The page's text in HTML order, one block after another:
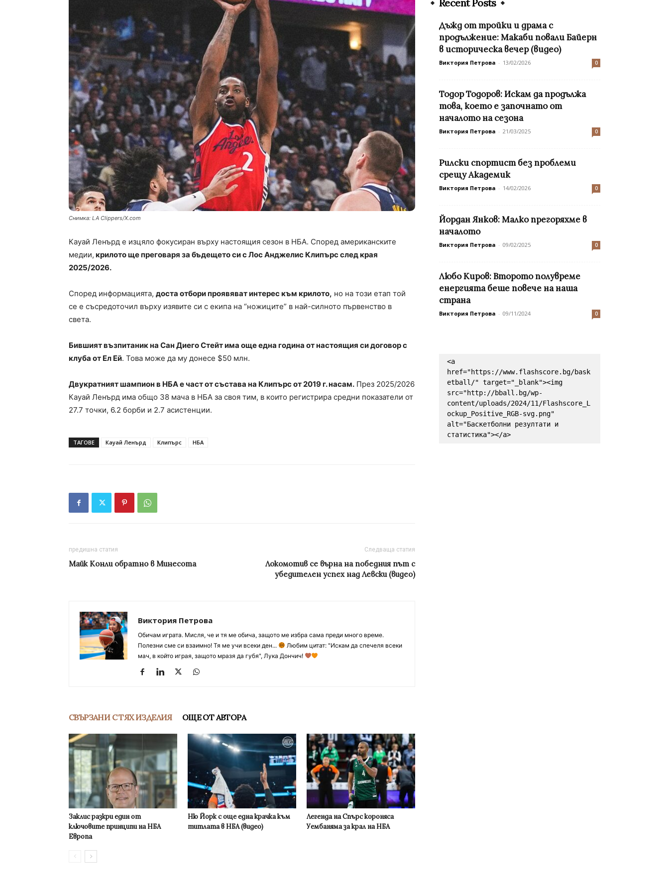
Снимка: LA Clippers/X.com
Кауай Ленърд е изцяло фокусиран върху настоящия сезон в НБА. Според американските
медии, крилото ще преговаря за бъдещето си с Лос Анджелис Клипърс след края
2025/2026.
Според информацията, доста отбори проявяват интерес към крилото, но на този етап той
се е съсредоточил върху изявите си с екипа на “ножиците” в най-силното първенство в
света.
Бившият възпитаник на Сан Диего Стейт има още една година от настоящия си договор с
клуба от Ел Ей. Това може да му донесе $50 млн.
Двукратният шампион в НБА е част от състава на Клипърс от 2019 г. насам. През 2025/2026
Кауай Ленърд има общо 38 мача в НБА за своя тим, в които регистрира средни показатели от
27.7 точки, 6.2 борби и 2.7 асистенции.
ТАГОВЕ Кауай Ленърд Клипърс НБА
предишна статия
Майк Конли обратно в Минесота
Следваща статия
Локомотив се върна на победния път с
убедителен успех над Левски (видео)
Виктория Петрова
Обичам играта. Мисля, че и тя ме обича, защото ме избра сама преди много време.
Полезни сме си взаимно! Тя ме учи всеки ден...
Любим цитат: "Искам да спечеля всеки
мач, в който играя, защото мразя да губя", Лука Дончич!
СВЪРЗАНИ С ТЯХ ИЗДЕЛИЯ ОЩЕ ОТ АВТОРА
Заклис разкри един от
ключовите принципи на НБА
Европа
Ню Йорк с още една крачка към
титлата в НБА (видео)
Легенда на Спърс короняса
Уембаняма за крал на НБА
Recent Posts
Дъжд от тройки и драма с
продължение: Макаби повали Байерн
в историческа вечер (видео)
Виктория Петрова - 13/02/2026 0
Тодор Тодоров: Искам да продължа
това, което е започнато от
началото на сезона
Виктория Петрова - 21/03/2025 0
Рилски спортист без проблеми
срещу Академик
Виктория Петрова - 14/02/2026 0
Йордан Янков: Малко прегоряхме в
началото
Виктория Петрова - 09/02/2025 0
Любо Киров: Второто полувреме
енергията беше повече на наша
страна
Виктория Петрова - 09/11/2024 0
<a
href="https://www.flashscore.bg/bask
etball/" target="_blank"><img
src="http://bball.bg/wp-
content/uploads/2024/11/Flashscore_L
ockup_Positive_RGB-svg.png"
alt="Баскетболни резултати и
статистика"></a>